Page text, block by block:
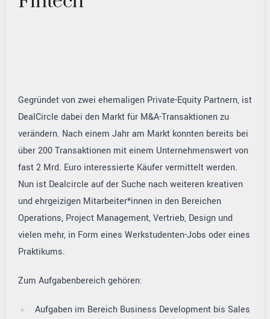
Gegründet von zwei ehemaligen Private-Equity Partnern, ist
DealCircle dabei den Markt für M&A-Transaktionen zu
verändern. Nach einem Jahr am Markt konnten bereits bei
über 200 Transaktionen mit einem Unternehmenswert von
fast 2 Mrd. Euro interessierte Käufer vermittelt werden.
Nun ist Dealcircle auf der Suche nach weiteren kreativen
und ehrgeizigen Mitarbeiter*innen in den Bereichen
Operations, Project Management, Vertrieb, Design und
vielen mehr, in Form eines Werkstudenten-Jobs oder eines
Praktikums.
Zum Aufgabenbereich gehören:
Aufgaben im Bereich Business Development bis Sales